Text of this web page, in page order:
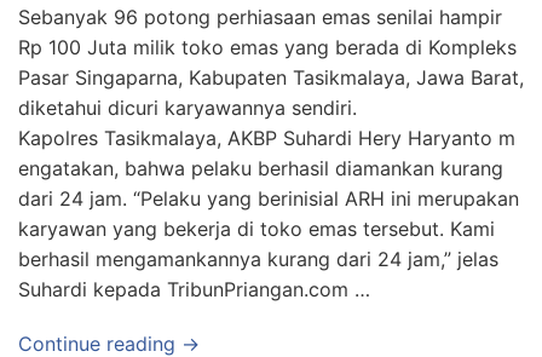
Sebanyak 96 potong perhiasaan emas senilai hampir
Rp 100 Juta milik toko emas yang berada di Kompleks
Pasar Singaparna, Kabupaten Tasikmalaya, Jawa Barat,
diketahui dicuri karyawannya sendiri.
Kapolres Tasikmalaya, AKBP Suhardi Hery Haryanto m
engatakan, bahwa pelaku berhasil diamankan kurang
dari 24 jam. “Pelaku yang berinisial ARH ini merupakan
karyawan yang bekerja di toko emas tersebut. Kami
berhasil mengamankannya kurang dari 24 jam,” jelas
Suhardi kepada TribunPriangan.com …
Continue reading →